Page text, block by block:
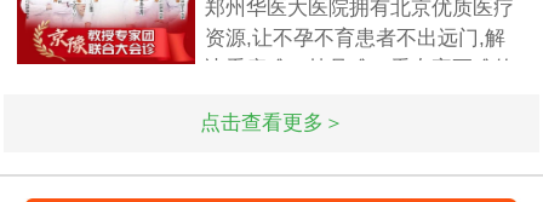
解排卵障碍检查什么?怎么治疗?我
们来一起了解下. 排卵障碍检查什
郑州华医大医院拥有北京优质医疗
资源,让不孕不育患者不出远门,解
决看病难、挂号难、看专家更难的
北京专家将与郑州华医大医院名医
点击查看更多＞